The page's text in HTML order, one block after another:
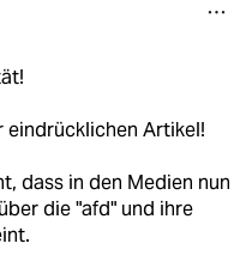
eindrücklichen Artikel!
dass in den Medien nun
die "afd" und ihre